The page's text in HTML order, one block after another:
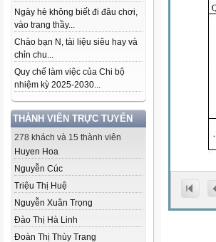
Ngày hè không biết đi đâu chơi,
vào trang thầy...
Chào bạn N, tài liệu siêu hay và
chỉn chu...
Quy chế làm việc của Chi bộ
nhiệm kỳ 2025-2030...
THÀNH VIÊN TRỰC TUYẾN
278 khách và 15 thành viên
Huyen Hoa
Nguyễn Cúc
Triệu Thị Huệ
Nguyễn Xuân Trọng
Đào Thị Hà Linh
Đoàn Thị Thùy Trang